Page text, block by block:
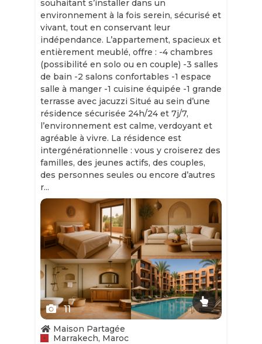
souhaitant s’installer dans un
environnement à la fois serein, sécurisé et
vivant, tout en conservant leur
indépendance. L’appartement, spacieux et
entièrement meublé, offre : -4 chambres
(possibilité en solo ou en couple) -3 salles
de bain -2 salons confortables -1 espace
salle à manger -1 cuisine équipée -1 grande
terrasse avec jacuzzi Situé au sein d’une
résidence sécurisée 24h/24 et 7j/7,
l’environnement est calme, verdoyant et
agréable à vivre. La résidence est
intergénérationnelle : vous y croiserez des
familles, des jeunes actifs, des couples,
des personnes seules ou encore d’autres
r...
Slide 1 of 11
11
Maison Partagée
Marrakech, Maroc